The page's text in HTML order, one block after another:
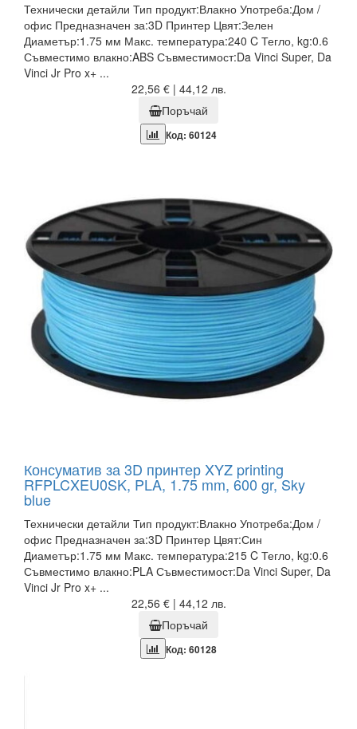
Технически детайли Тип продукт:Влакно Употреба:Дом /
офис Предназначен за:3D Принтер Цвят:Зелен
Диаметър:1.75 мм Макс. температура:240 C Тегло, kg:0.6
Съвместимо влакно:ABS Съвместимост:Da Vinci Super, Da
Vinci Jr Pro x+ ...
22,56 € | 44,12 лв.
Поръчай
Код: 60124
Консуматив за 3D принтер XYZ printing
RFPLCXEU0SK, PLA, 1.75 mm, 600 gr, Sky
blue
Технически детайли Тип продукт:Влакно Употреба:Дом /
офис Предназначен за:3D Принтер Цвят:Син
Диаметър:1.75 мм Макс. температура:215 C Тегло, kg:0.6
Съвместимо влакно:PLA Съвместимост:Da Vinci Super, Da
Vinci Jr Pro x+ ...
22,56 € | 44,12 лв.
Поръчай
Код: 60128